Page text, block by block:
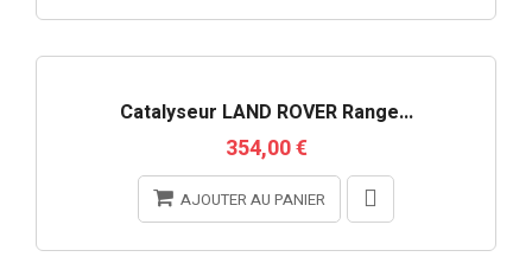
Catalyseur LAND ROVER Range...
354,00 €
AJOUTER AU PANIER